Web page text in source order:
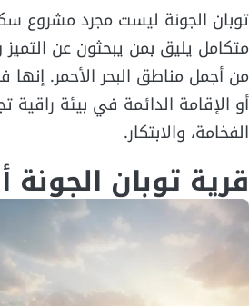
توبان الجونة ليست مجرد مشروع
متكامل يليق بمن يبحثون عن
من أجمل مناطق البحر الأحمر. إنها
أو الإقامة الدائمة في بيئة راقية
الفخامة، والابتكار.
قرية توبان